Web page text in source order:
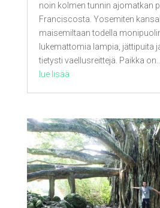
noin kolmen tunnin ajomatkan
Franciscosta. Yosemiten
maisemiltaan todella
lukemattomia lampia, jättipuita
tietysti vaellusreittejä. Paikka
lue lisää